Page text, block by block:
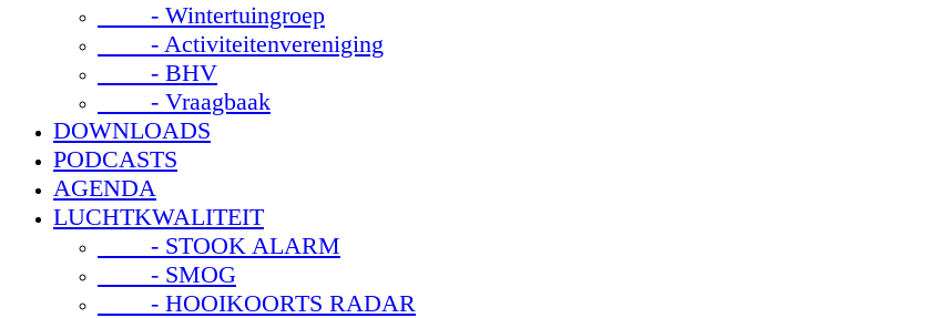
- Wintertuingroep
- Activiteitenvereniging
- BHV
- Vraagbaak
DOWNLOADS
PODCASTS
AGENDA
LUCHTKWALITEIT
- STOOK ALARM
- SMOG
- HOOIKOORTS RADAR